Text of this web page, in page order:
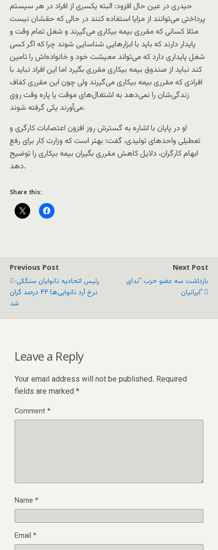
حیدری در عین حال افزود: البته یکسری از افراد در هر سیستم
پرداختی می‌توانند از مزایا استفاده کنند در حالی که حقشان نیست
مثلا کسانی که مقرری بیمه بیکاری می‌گیرند و شغل تمام وقت و
پایدار دارند که باید با ابزارهایی شناسایی شوند چرا که اگر کسی
شغل پایداری دارد که می‌تواند معیشت خود و خانواده‌اش را تامین
کند نباید از صندوق بیمه بیکاری مقرری بگیرد اما این افراد نباید با
افرادی که مقرری بیمه بیکاری می‌گیرند ولی چون این مقرری کفاف
زندگی‌شان را نمی‌دهد به اشتغال‌های موقت یا پاره وقت روی
می‌آورند یکی گرفته شوند.
او در پایان با اشاره به گسترش روز افزون اعتصابات کارگری و
تعطیلی واحدهای تولیدی، گفت: بهتر است که وزارت کار برای رفع
ابهام کارگران، دلایل کاهش مقرری بگیران بیمه بیکاری را توضیح
دهد.
Share this:
Previous Post
رئيس اتحادیه نانوایان سنگکی:
نرخ آرد نانوایی‌ها ۴۴ درصد گران
شد
Next Post
بازداشت سه عضو حزب "ندای
ایرانیان"
Leave a Reply
Your email address will not be published. Required
fields are marked *
Comment*
Name *
Email *